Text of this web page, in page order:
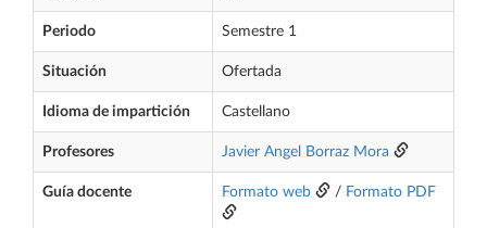
Periodo Semestre 1
Situación Ofertada
Idioma de impartición Castellano
Profesores Javier Angel Borraz Mora
Guía docente Formato web / Formato PDF